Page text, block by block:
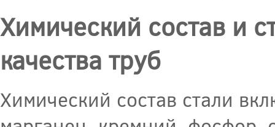
Химический состав и
качества труб
Химический состав стали